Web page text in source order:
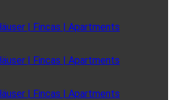
| Fincas | Apartments
| Fincas | Apartments
| Fincas | Apartments